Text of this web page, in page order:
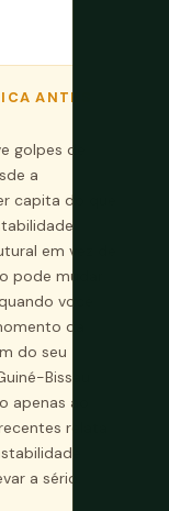
ANTES
golpes de
a
capita do que
em vez de
pode mudar
você
da
do seu
Bissau
apenas ao
relata
a sério.